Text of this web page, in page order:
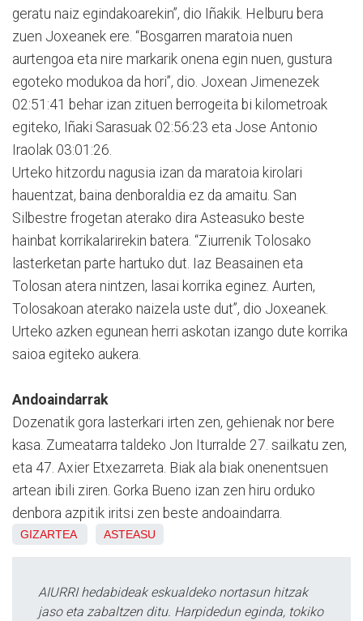
geratu naiz egindakoarekin”, dio Iñakik. Helburu bera
zuen Joxeanek ere. “Bosgarren maratoia nuen
aurtengoa eta nire markarik onena egin nuen, gustura
egoteko modukoa da hori”, dio. Joxean Jimenezek
02:51:41 behar izan zituen berrogeita bi kilometroak
egiteko, Iñaki Sarasuak 02:56:23 eta Jose Antonio
Iraolak 03:01:26.
Urteko hitzordu nagusia izan da maratoia kirolari
hauentzat, baina denboraldia ez da amaitu. San
Silbestre frogetan aterako dira Asteasuko beste
hainbat korrikalarirekin batera. “Ziurrenik Tolosako
lasterketan parte hartuko dut. Iaz Beasainen eta
Tolosan atera nintzen, lasai korrika eginez. Aurten,
Tolosakoan aterako naizela uste dut”, dio Joxeanek.
Urteko azken egunean herri askotan izango dute korrika
saioa egiteko aukera.
Andoaindarrak
Dozenatik gora lasterkari irten zen, gehienak nor bere
kasa. Zumeatarra taldeko Jon Iturralde 27. sailkatu zen,
eta 47. Axier Etxezarreta. Biak ala biak onenentsuen
artean ibili ziren. Gorka Bueno izan zen hiru orduko
denbora azpitik iritsi zen beste andoaindarra.
GIZARTEA ASTEASU
AIURRI hedabideak eskualdeko nortasun hitzak
jaso eta zabaltzen ditu. Harpidedun eginda, tokiko